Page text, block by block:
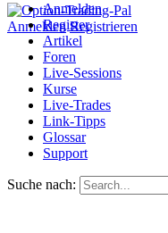
Anmelden Registrieren
Anmelden
Register
Artikel
Foren
Live-Sessions
Kurse
Live-Trades
Link-Tipps
Glossar
Support
Suche nach: